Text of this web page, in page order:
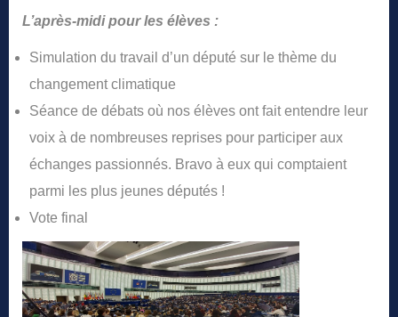
L’après-midi pour les élèves :
Simulation du travail d’un député sur le thème du
changement climatique
Séance de débats où nos élèves ont fait entendre leur
voix à de nombreuses reprises pour participer aux
échanges passionnés. Bravo à eux qui comptaient
parmi les plus jeunes députés !
Vote final